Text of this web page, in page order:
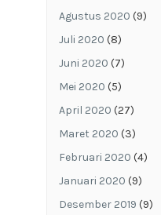
Agustus 2020 (9)
Juli 2020 (8)
Juni 2020 (7)
Mei 2020 (5)
April 2020 (27)
Maret 2020 (3)
Februari 2020 (4)
Januari 2020 (9)
Desember 2019 (9)